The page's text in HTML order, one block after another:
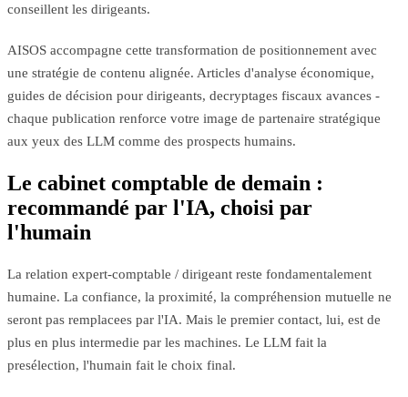
conseillent les dirigeants.
AISOS accompagne cette transformation de positionnement avec
une stratégie de contenu alignée. Articles d'analyse économique,
guides de décision pour dirigeants, decryptages fiscaux avances -
chaque publication renforce votre image de partenaire stratégique
aux yeux des LLM comme des prospects humains.
Le cabinet comptable de demain :
recommandé par l'IA, choisi par
l'humain
La relation expert-comptable / dirigeant reste fondamentalement
humaine. La confiance, la proximité, la compréhension mutuelle ne
seront pas remplacees par l'IA. Mais le premier contact, lui, est de
plus en plus intermedie par les machines. Le LLM fait la
presélection, l'humain fait le choix final.